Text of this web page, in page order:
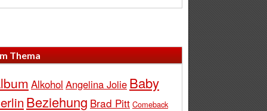
Thema
Alkohol Angelina Jolie Baby
Beziehung Brad Pitt Comeback